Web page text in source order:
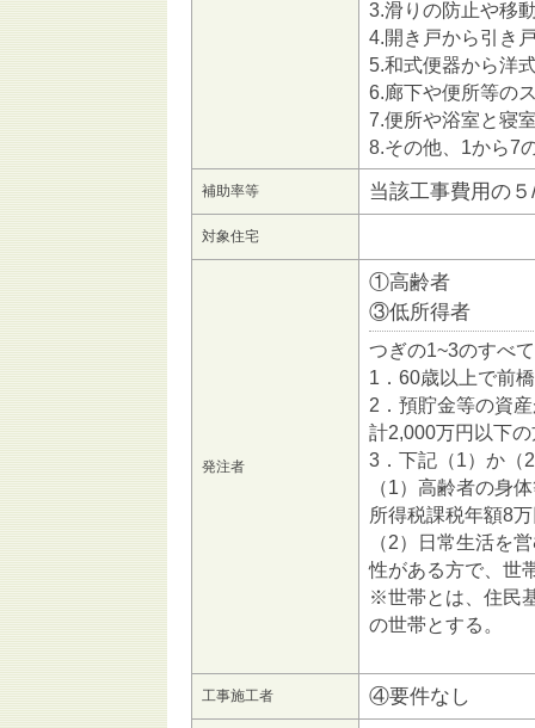
3.滑りの防止や移
4.開き戸から引き
5.和式便器から洋
6.廊下や便所等の
7.便所や浴室と寝
8.その他、1から7
補助率等 当該工事費用の
対象住宅
発注者
①高齢者
③低所得者
つぎの1~3のすべ
1．60歳以上で前
2．預貯金等の資
計2,000万円以下の
3．下記（1）か（
（1）高齢者の身
所得税課税年額8
（2）日常生活を
性がある方で、世
※世帯とは、住民
の世帯とする。
工事施工者 ④要件なし